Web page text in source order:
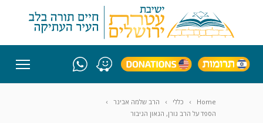
Home כללי
הרב שלמה אבינר
הספד על הרב גורן, הגאון הגיבור